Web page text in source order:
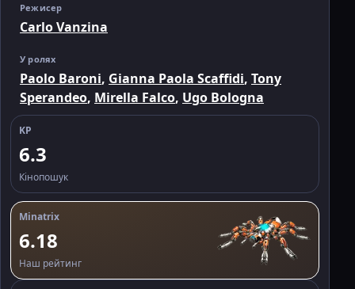
Режисер
Carlo Vanzina
У ролях
Paolo Baroni, Gianna Paola Scaffidi, Tony
Sperandeo, Mirella Falco, Ugo Bologna
KP
6.3
Кінопошук
Minatrix
6.18
Наш рейтинг